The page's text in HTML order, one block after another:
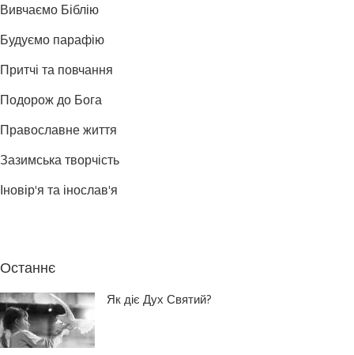
Вивчаємо Біблію
Будуємо парафію
Притчі та повчання
Подорож до Бога
Православне життя
Зазимська творчість
Іновір'я та інослав'я
Останнє
Як діє Дух Святий?